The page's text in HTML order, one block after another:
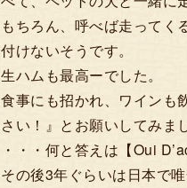
もちろん、呼べば走ってく
付けないそうです。
生ハムも最高ーでした。
食事にも招かれ、ワインも
さい！』とお願いしてみま
・・・何と答えは【Oui
その後3年ぐらいは日本で